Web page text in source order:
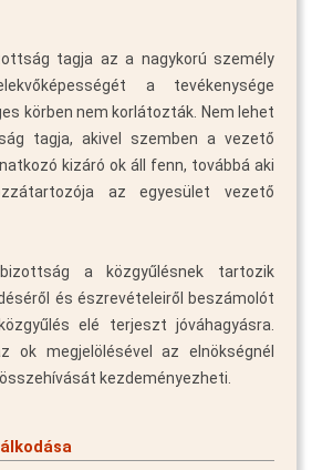
tagja az a nagykorú személy
a tevékenysége
körben nem korlátozták. Nem lehet
tagja, akivel szemben a vezető
kizáró ok áll fenn, továbbá aki
az egyesület vezető
a közgyűlésnek tartozik
és észrevételeiről beszámolót
elé terjeszt jóváhagyásra.
ok megjelölésével az elnökségnél
kezdeményezheti.